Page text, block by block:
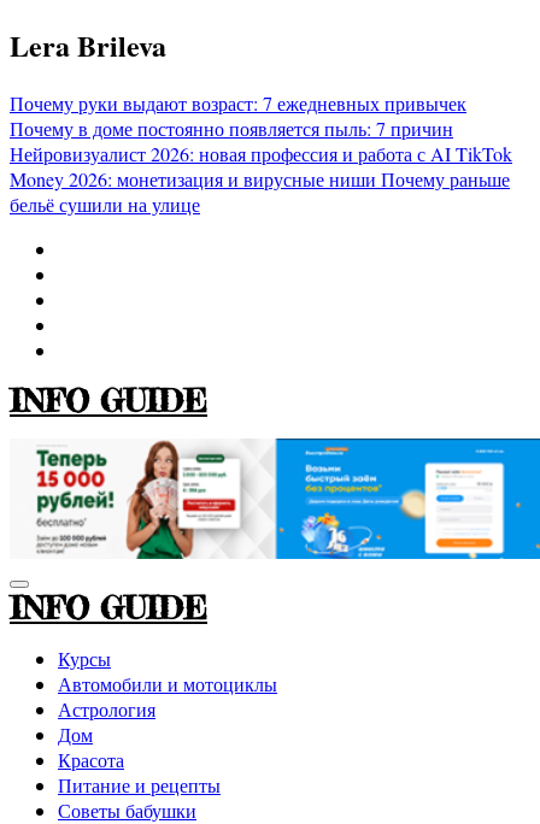
Перейти
к
Lera Brileva
Почему руки выдают возраст: 7 ежедневных привычек
Почему в доме постоянно появляется пыль: 7 причин
Нейровизуалист 2026: новая профессия и работа с AITikTok
Money 2026: монетизация и вирусные ниши Почему раньше
бельё сушили на улице
INFO GUIDE
INFO GUIDE
Курсы
Автомобили и мотоциклы
Астрология
Дом
Красота
Питание и рецепты
Советы бабушки